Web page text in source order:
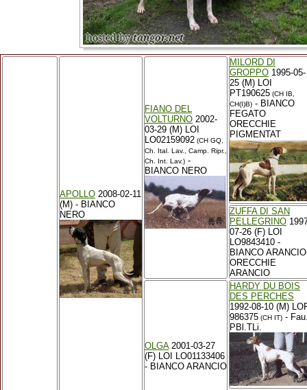
APOLLO 2008-02-11
(M) - BIANCO
NERO
FIANO DEL
VOLTURNO 2002-
03-29 (M) LOI
LO02159092 (CH GQ,
Ch. Ital. Lav., Camp. Ripr.,
Ch. Int. Lav.) -
BIANCO NERO
MILORD DI
GROPPO 1995-05-
25 (M) LOI
PT190625 (CH IB,
CH(I)B) - BIANCO
FEGATO
ORECCHIE
PIGMENTAT
ZUFFA DI SAN
PELLEGRINO
07-26 (F) LOI
LO9843410 -
BIANCO
ORECCHIE
ARANCIO
OLGA2001-03-27
(F) LOI LO01133406
- BIANCO ARANCIO
HARDY DU BOIS
DES PERCHES
1992-08-10 (M)
986375 (CH IT) -
PBl.TLi.